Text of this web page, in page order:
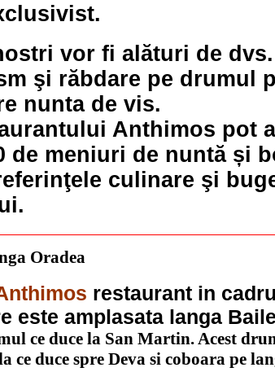
vor fi alături de
şi răbdare pe drumul
nunta de vis.
Anthimos pot
de meniuri de nuntă și
culinare şi
Oradea
restaurant in
este amplasata langa
ce duce la San Martin. Acest
ce duce spre Deva si coboara pe